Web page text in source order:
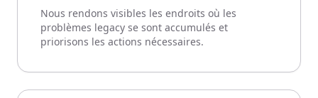
Nous rendons visibles les endroits où les
problèmes legacy se sont accumulés et
priorisons les actions nécessaires.